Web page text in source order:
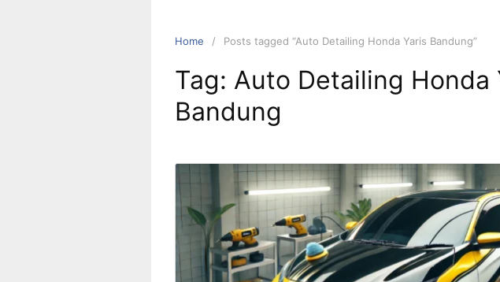
Home Posts tagged “Auto Detailing Honda Yaris Bandung”
Tag: Auto Detailing Honda
Bandung